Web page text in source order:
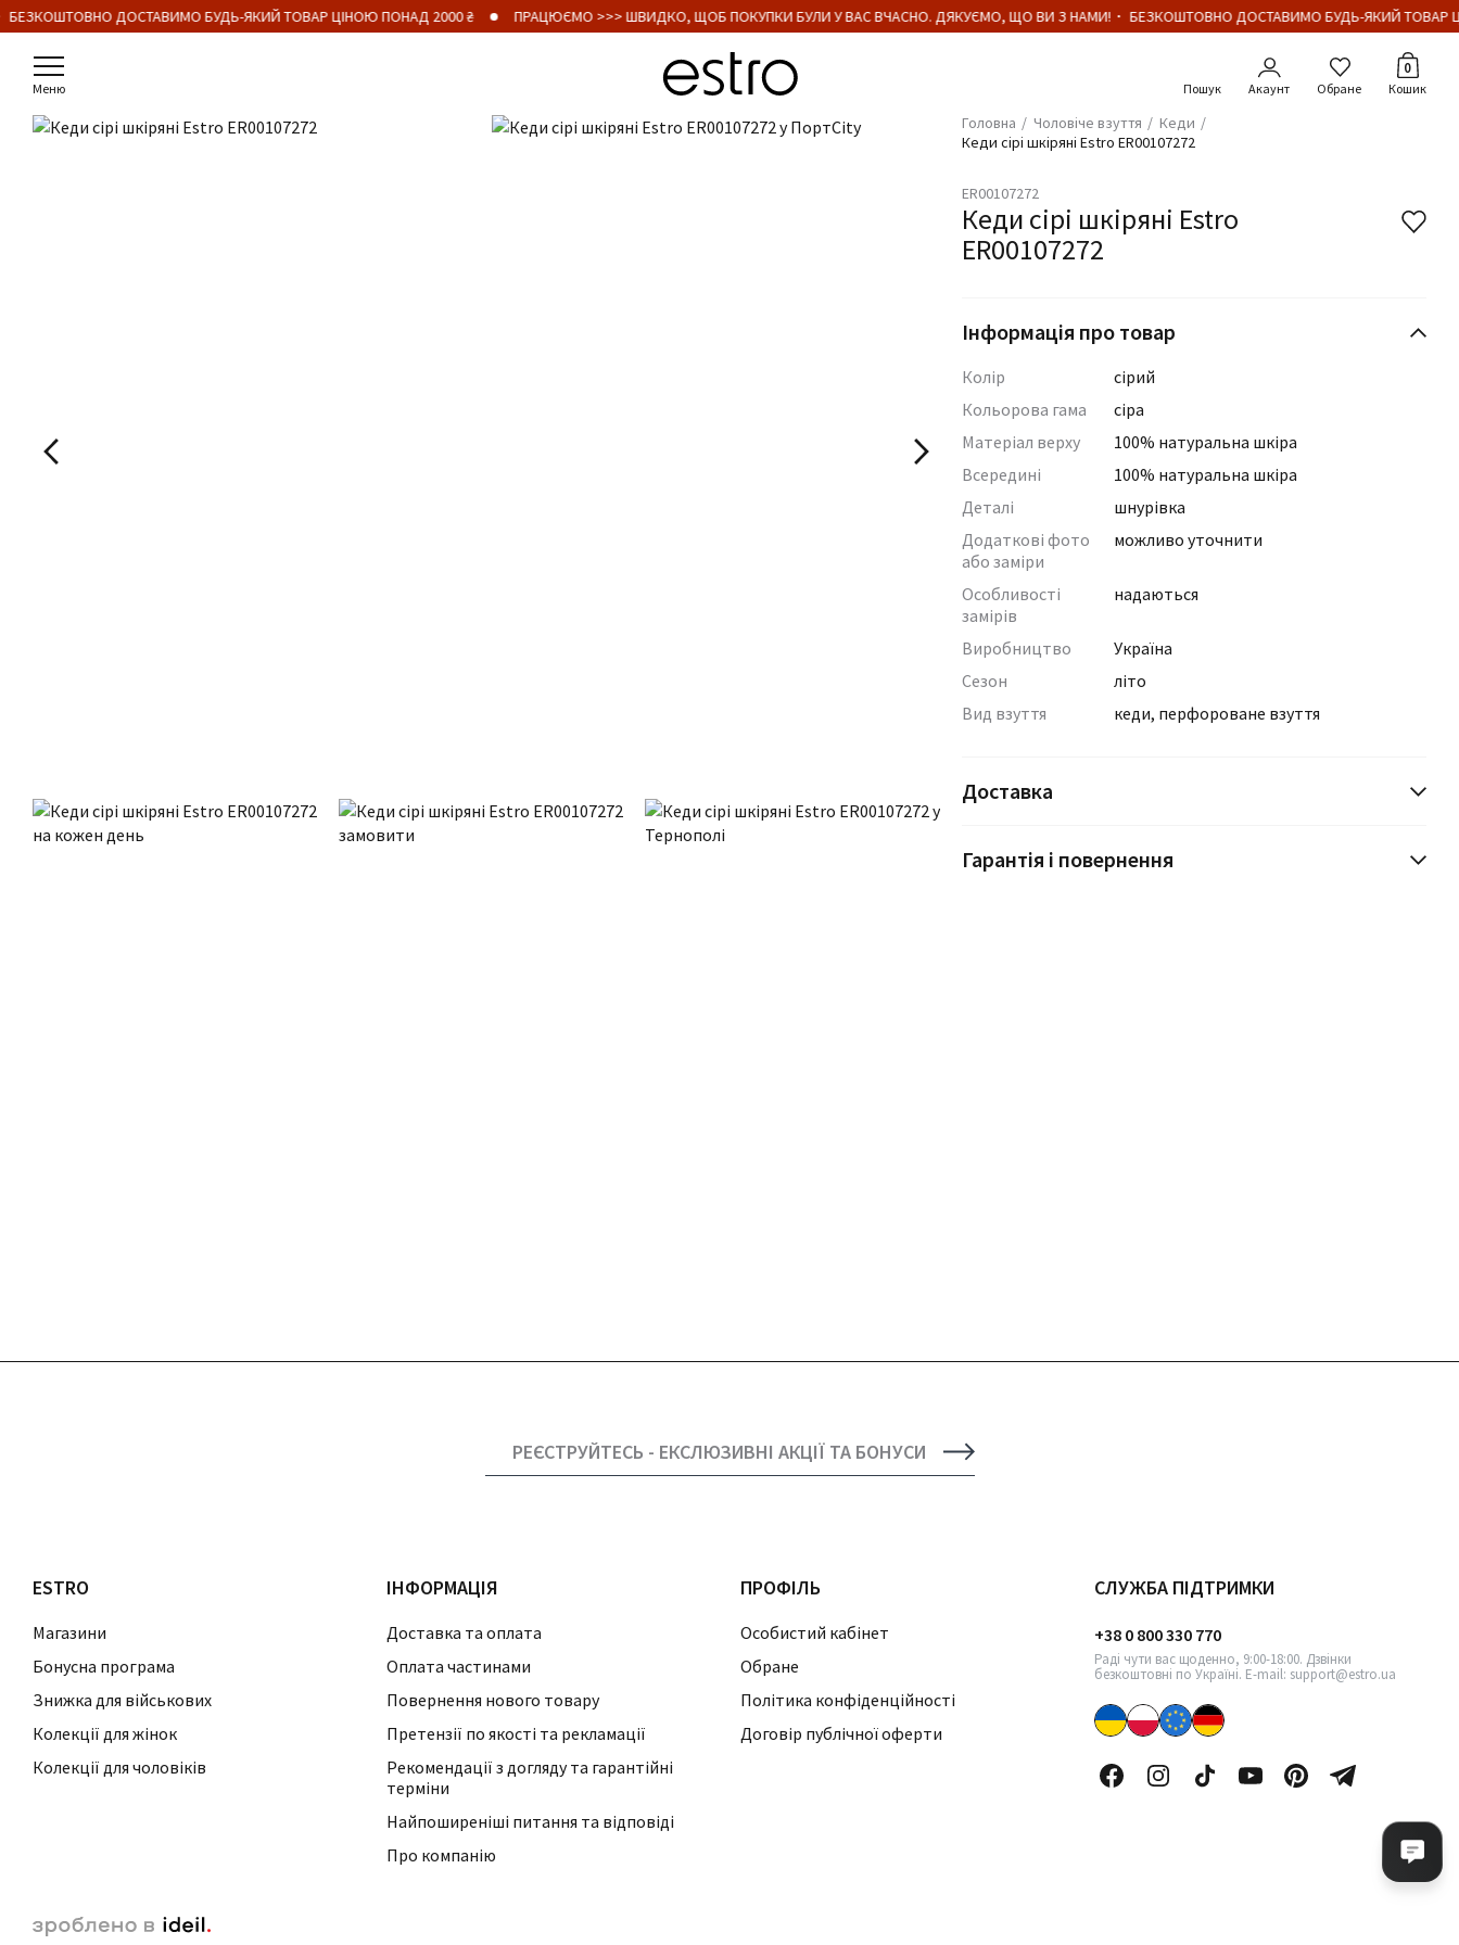
ДОСТАВИМО БУДЬ-ЯКИЙ ТОВАР ЦІНОЮ ПОНАД 2000 ₴ ПРАЦЮЄМО >>> ШВИДКО, ЩОБ ПОКУПКИ БУЛИ У ВАС ВЧАСНО. ДЯКУЄМО, ЩО ВИ З НАМИ!・ БЕЗКОШТОВНО ДОСТАВИМО БУДЬ-ЯКИЙ ТОВАР
Меню Акаунт Обране
0
Кошик
Головна Чоловіче взуття
Кеди
Кеди сірі шкіряні Estro ER00107272
ER00107272
Кеди сірі шкіряні Estro
ER00107272
Інформація про товар
Колір
сірий
Кольорова гама
сіра
Матеріал верху
100% натуральна шкіра
Всередині
100% натуральна шкіра
Деталі
шнурівка
Додаткові фото
або заміри
можливо уточнити
Особливості
замірів
надаються
Виробництво
Україна
Сезон
літо
Вид взуття
кеди, перфороване взуття
Доставка
Гарантія і повернення
РЕЄСТРУЙТЕСЬ - ЕКСЛЮЗИВНІ АКЦІЇ ТА БОНУСИ
ESTRO
Магазини
Бонусна програма
Знижка для військових
Колекції для жінок
Колекції для чоловіків
ІНФОРМАЦІЯ
Доставка та оплата
Оплата частинами
Повернення нового товару
Претензії по якості та рекламації
Рекомендації з догляду та гарантійні
терміни
Найпоширеніші питання та відповіді
Про компанію
ПРОФІЛЬ
Особистий кабінет
Обране
Політика конфіденційності
Договір публічної оферти
СЛУЖБА ПІДТРИМКИ
+38 0 800 330 770
Раді чути вас щоденно, 9:00-18:00. Дзвінки
безкоштовні по Україні. E-mail: support@estro.ua